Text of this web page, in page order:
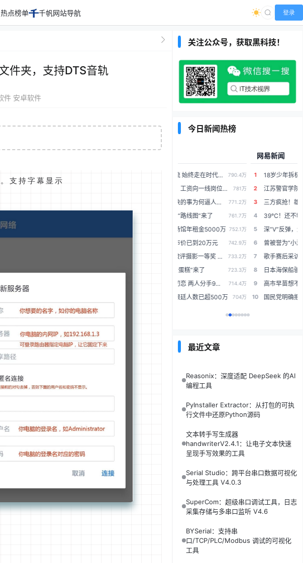
点榜单 千帆网站导航 登录
件夹，支持DTS音轨
件 安卓软件
支持字幕显示
关注公众号，获取黑科技！
今日新闻热榜
1 18岁少年拆极核电池砸窗救人！品牌方兑现承诺：赠送一台定制版AE8电摩
2 江苏警官学院持续火爆，毕业就上班是最现实的就业选择
3 三方疯抢！雄鹿加入快船老鹰争夺战，计划先签后换引进掘金沃特森
4 39℃！还不够，明天入伏接着烤！连晴4天，这天起雨水来降温了....
5 深“V”反弹，大消息引爆！大幅回撤下，这些业绩暴增股，估值将猛跌（附名单）
6 曾被誉为“小浓眉”，26岁场均能够交出21+9，31岁却在NBA销声匿迹
7 歌手赛后采访，胡彦斌坦言演唱庙堂之外原因，齐豫窦靖童互相好评
8 日本海保船驶入台海，中方严正交涉，日方态度嚣张：不接受
9 高市早苗想不通，14国发布联合声明，中方为何只单独召见日本公使
10 国民党明确拒绝一国两制！舆论炸锅：其实只剩一国一制可选
最近文章
Reasonix：深度适配 DeepSeek 的AI
编程工具
PyInstaller Extractor：从打包的可执
行文件中还原Python源码
文本转手写生成器
handwriterV2.4.1：让电子文本快速
呈现手写效果的工具
Serial Studio：跨平台串口数据可视化
与处理工具 V4.0.3
SuperCom：超级串口调试工具，日志
采集存储与多串口监听 V4.6
BYSerial：支持串
口/TCP/PLC/Modbus 调试的可视化
工具